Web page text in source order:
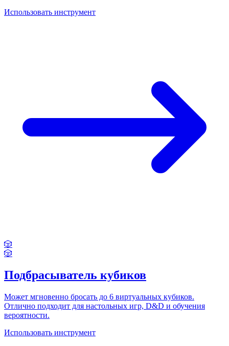
Использовать инструмент
🎲
🎲
Подбрасыватель кубиков
Может мгновенно бросать до 6 виртуальных кубиков.
Отлично подходит для настольных игр, D&D и обучения
вероятности.
Использовать инструмент